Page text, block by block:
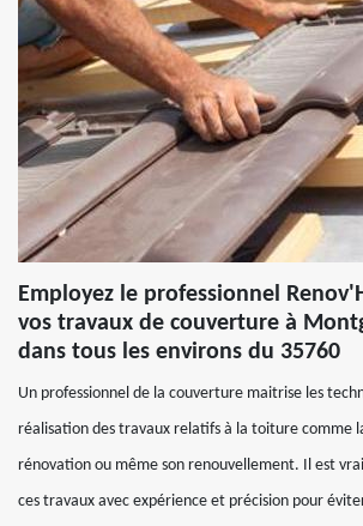
Employez le professionnel
vos travaux de couverture à
dans tous les environs du 35760
Un professionnel de la couverture maitrise les
réalisation des travaux relatifs à la toiture comme
rénovation ou même son renouvellement. Il est
ces travaux avec expérience et précision pour